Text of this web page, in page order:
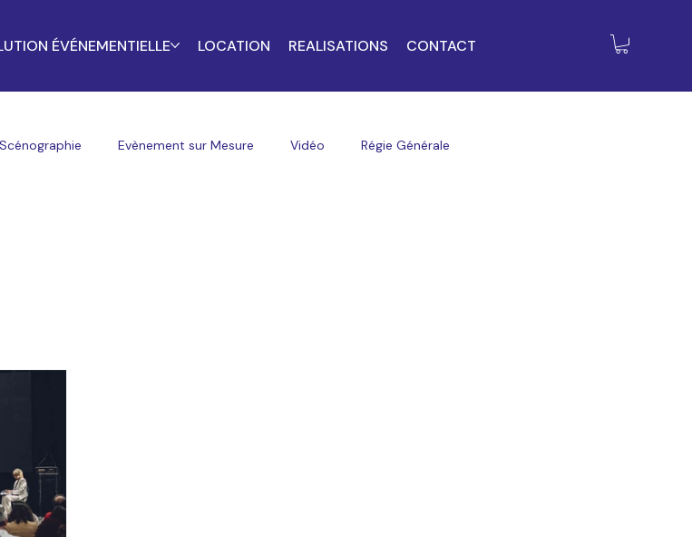
Evènement sur Mesure Vidéo Régie Générale
ÉVÉNEMENTIELLE LOCATION REALISATIONS CONTACT